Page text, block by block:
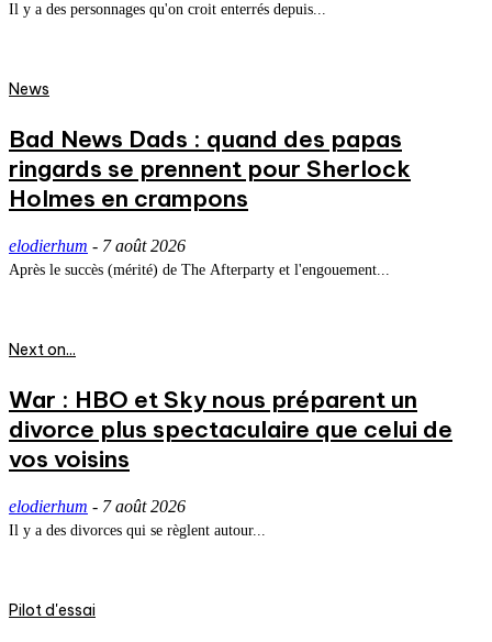
Il y a des personnages qu'on croit enterrés depuis...
News
Bad News Dads : quand des papas
ringards se prennent pour Sherlock
Holmes en crampons
elodierhum - 7 août 2026
Après le succès (mérité) de The Afterparty et l'engouement...
Next on...
War : HBO et Sky nous préparent un
divorce plus spectaculaire que celui de
vos voisins
elodierhum - 7 août 2026
Il y a des divorces qui se règlent autour...
Pilot d'essai